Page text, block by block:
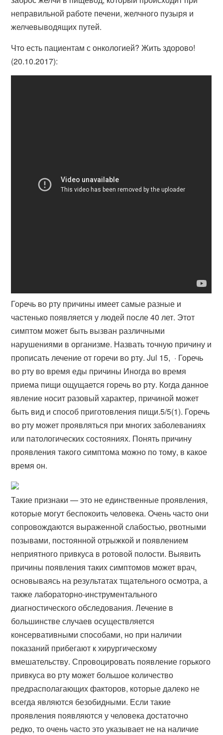
неправильной работе печени, желчного пузыря и
желчевыводящих путей.
Что есть пациентам с онкологией? Жить здорово!
(20.10.2017):
Горечь во рту причины имеет самые разные и
частенько появляется у людей после 40 лет. Этот
симптом может быть вызван различными
нарушениями в организме. Назвать точную причину и
прописать лечение от горечи во рту. Jul 15, · Горечь
во рту во время еды причины Иногда во время
приема пищи ощущается горечь во рту. Когда данное
явление носит разовый характер, причиной может
быть вид и способ приготовления пищи.5/5(1). Горечь
во рту может проявляться при многих заболеваниях
или патологических состояниях. Понять причину
проявления такого симптома можно по тому, в какое
время он.
Такие признаки — это не единственные проявления,
которые могут беспокоить человека. Очень часто они
сопровождаются выраженной слабостью, рвотными
позывами, постоянной отрыжкой и появлением
неприятного привкуса в ротовой полости. Выявить
причины появления таких симптомов может врач,
основываясь на результатах тщательного осмотра, а
также лабораторно-инструментального
диагностического обследования. Лечение в
большинстве случаев осуществляется
консервативными способами, но при наличии
показаний прибегают к хирургическому
вмешательству. Спровоцировать появление горького
привкуса во рту может большое количество
предрасполагающих факторов, которые далеко не
всегда являются безобидными. Если такие
проявления появляются у человека достаточно
редко, то очень часто это указывает не на наличие